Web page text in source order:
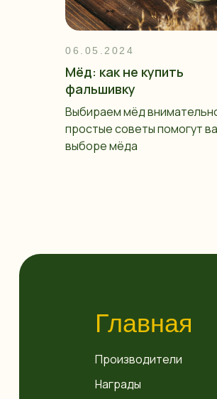
06.05.2024
Мёд: как не купить
фальшивку
Выбираем мёд
простые советы помогут
выборе мёда
Главная
Производители
Награды